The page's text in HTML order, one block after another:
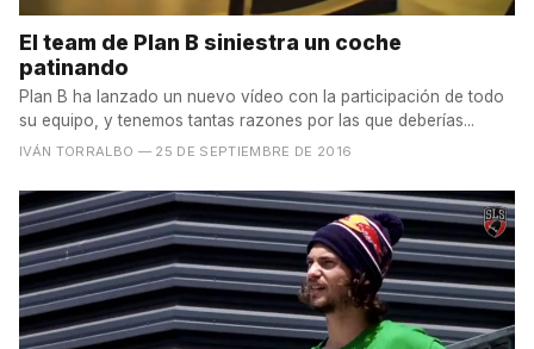
El team de Plan B siniestra un coche
patinando
Plan B ha lanzado un nuevo vídeo con la participación de todo
su equipo, y tenemos tantas razones por las que deberías...
IVÁN TORRALBO — 25 DE SEPTIEMBRE DE 2016